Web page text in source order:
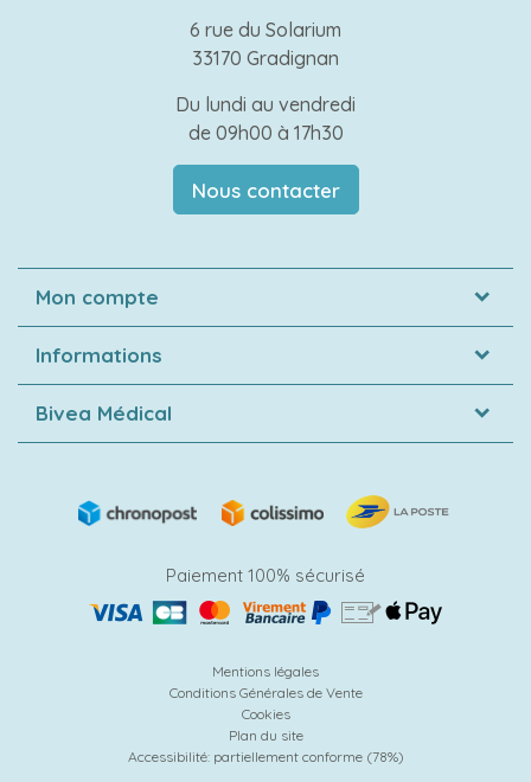
6 rue du Solarium
33170 Gradignan
Du lundi au vendredi
de 09h00 à 17h30
Nous contacter
Mon compte
Informations
Bivea Médical
Paiement 100% sécurisé
Mentions légales
Conditions Générales de Vente
Cookies
Plan du site
Accessibilité: partiellement conforme (78%)